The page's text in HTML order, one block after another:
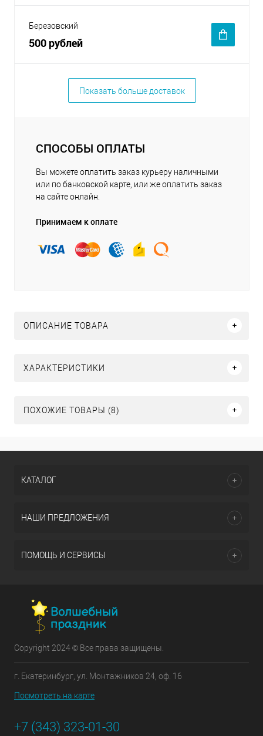
Березовский
500 рублей
Показать больше доставок
СПОСОБЫ ОПЛАТЫ
Вы можете оплатить заказ курьеру наличными
или по банковской карте, или же оплатить заказ
на сайте онлайн.
Принимаем к оплате
ОПИСАНИЕ ТОВАРА
ХАРАКТЕРИСТИКИ
ПОХОЖИЕ ТОВАРЫ (8)
КАТАЛОГ
НАШИ ПРЕДЛОЖЕНИЯ
ПОМОЩЬ И СЕРВИСЫ
Copyright 2024 © Все права защищены.
г. Екатеринбург, ул. Монтажников 24, оф. 16
Посмотреть на карте
+7 (343) 323-01-30